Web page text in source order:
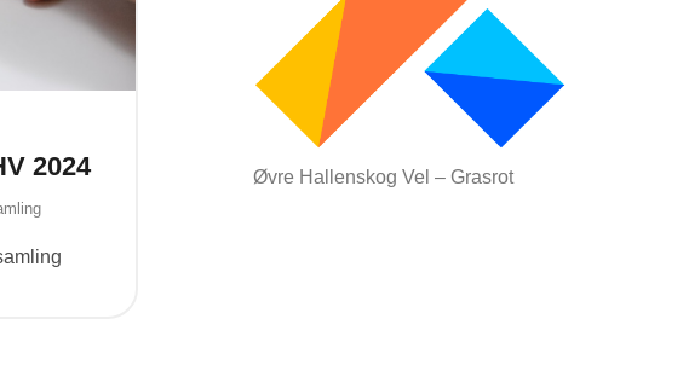
2024 Øvre Hallenskog Vel – Grasrot